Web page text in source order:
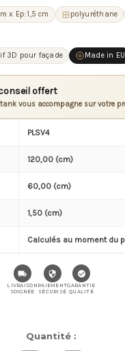
x Ep:1,5 cm polyuréthane
3D pour façade Made in EU
offert
vous accompagne sur votre
PLSV4
120,00 (cm)
60,00 (cm)
1,50 (cm)
Calculés au moment du
LIVRAISON
SOIGNÉE
PAIEMENT
SÉCURISÉ
GARANTIE
QUALITÉ
Quantité :